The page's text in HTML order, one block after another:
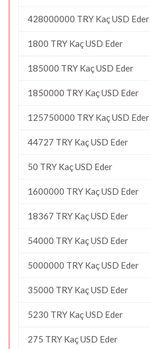
428000000 TRY Kaç USD Eder
1800 TRY Kaç USD Eder
185000 TRY Kaç USD Eder
1850000 TRY Kaç USD Eder
125750000 TRY Kaç USD Eder
44727 TRY Kaç USD Eder
50 TRY Kaç USD Eder
1600000 TRY Kaç USD Eder
18367 TRY Kaç USD Eder
54000 TRY Kaç USD Eder
5000000 TRY Kaç USD Eder
35000 TRY Kaç USD Eder
5230 TRY Kaç USD Eder
275 TRY Kaç USD Eder